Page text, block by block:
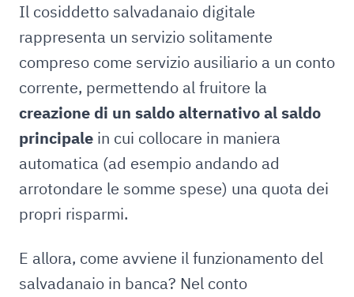
Il cosiddetto salvadanaio digitale
rappresenta un servizio solitamente
compreso come servizio ausiliario a un conto
corrente, permettendo al fruitore la
creazione di un saldo alternativo al saldo
principale in cui collocare in maniera
automatica (ad esempio andando ad
arrotondare le somme spese) una quota dei
propri risparmi.
E allora, come avviene il funzionamento del
salvadanaio in banca? Nel conto